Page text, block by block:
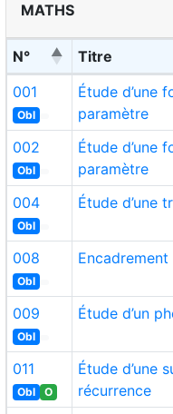
MATHS
N°
Titre
001
Obl
Étude d’une
paramètre
002
Obl
Étude d’une
paramètre
004
Obl
Étude d’une
008
Obl
Encadrement
009
Obl
Étude d’un
011
Obl O
Étude d’une
récurrence